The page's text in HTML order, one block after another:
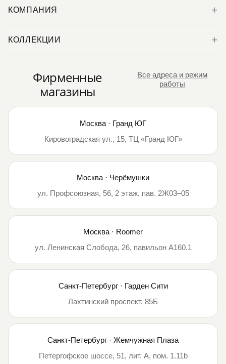
КОМПАНИЯ
КОЛЛЕКЦИИ
Фирменные
магазины
Все адреса и режим
работы
Москва · Гранд ЮГ
Кировоградская ул., 15, ТЦ «Гранд ЮГ»
Москва · Черёмушки
ул. Профсоюзная, 56, 2 этаж, пав. 2Ж03–05
Москва · Roomer
ул. Ленинская Слобода, 26, павильон А160.1
Санкт-Петербург · Гарден Сити
Лахтинский проспект, 85Б
Санкт-Петербург · Жемчужная Плаза
Петергофское шоссе, 51, лит. А, пом. 1.11b